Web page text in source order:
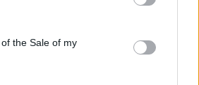
the Sale of my
potrebbero piacerti